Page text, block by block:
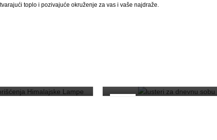
toplo i pozivajuće okruženje za vas i vaše najdraže.